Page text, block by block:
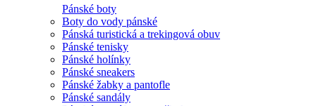
Pánské boty
Boty do vody pánské
Pánská turistická a trekingová obuv
Pánské tenisky
Pánské holínky
Pánské sneakers
Pánské žabky a pantofle
Pánské sandály